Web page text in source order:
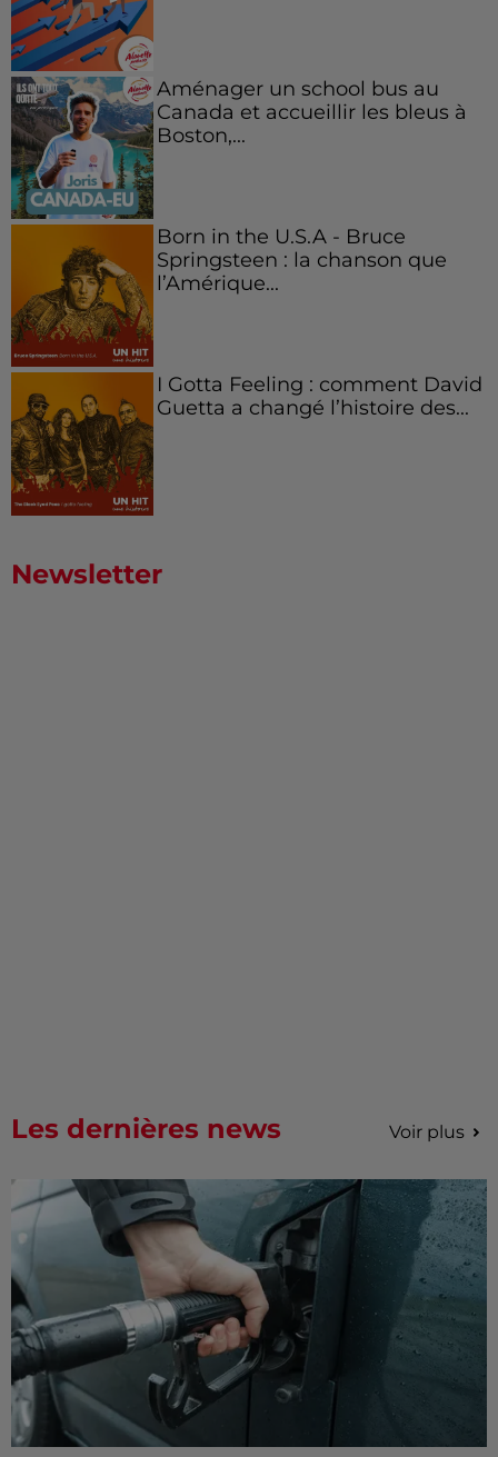
Aménager un school bus au
Canada et accueillir les bleus à
Boston,...
Born in the U.S.A - Bruce
Springsteen : la chanson que
l’Amérique...
I Gotta Feeling : comment David
Guetta a changé l’histoire des...
Newsletter
Les dernières news Voir plus